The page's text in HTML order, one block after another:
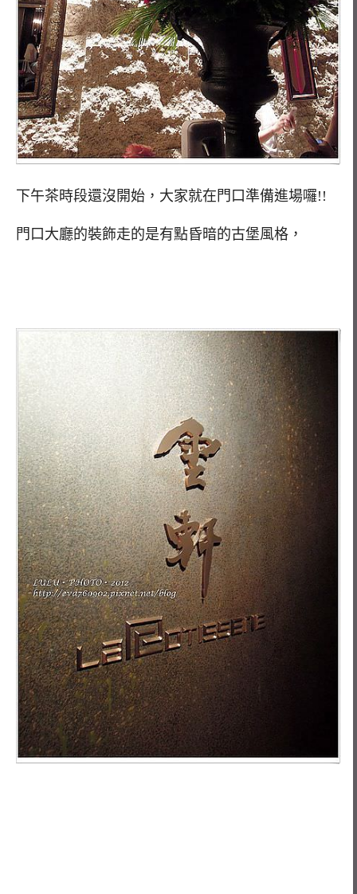
下午茶時段還沒開始，大家就在門口準備進場囉!!
門口大廳的裝飾走的是有點昏暗的古堡風格，